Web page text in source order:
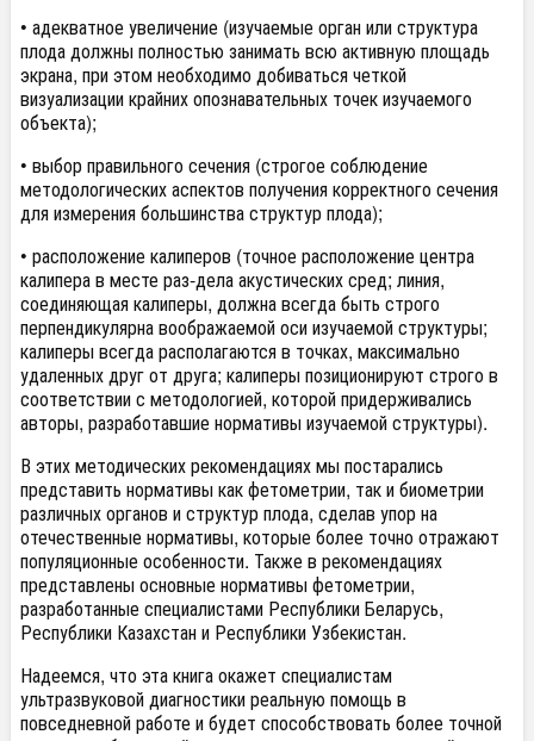
• адекватное увеличение (изучаемые орган или структура
плода должны полностью занимать всю активную площадь
экрана, при этом необходимо добиваться четкой
визуализации крайних опознавательных точек изучаемого
объекта);
• выбор правильного сечения (строгое соблюдение
методологических аспектов получения корректного сечения
для измерения большинства структур плода);
• расположение калиперов (точное расположение центра
калипера в месте раз-дела акустических сред; линия,
соединяющая калиперы, должна всегда быть строго
перпендикулярна воображаемой оси изучаемой структуры;
калиперы всегда располагаются в точках, максимально
удаленных друг от друга; калиперы позиционируют строго в
соответствии с методологией, которой придерживались
авторы, разработавшие нормативы изучаемой структуры).
В этих методических рекомендациях мы постарались
представить нормативы как фетометрии, так и биометрии
различных органов и структур плода, сделав упор на
отечественные нормативы, которые более точно отражают
популяционные особенности. Также в рекомендациях
представлены основные нормативы фетометрии,
разработанные специалистами Республики Беларусь,
Республики Казахстан и Республики Узбекистан.
Надеемся, что эта книга окажет специалистам
ультразвуковой диагностики реальную помощь в
повседневной работе и будет способствовать более точной